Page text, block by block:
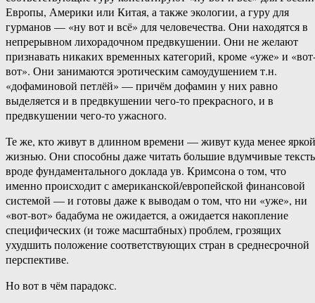
Европы, Америки или Китая, а также экологии, а гуру для
гурманов — «ну вот и всё» для человечества. Они находятся в
непрерывном лихорадочном предвкушении. Они не желают
признавать никаких временных категорий, кроме «уже» и
вот». Они занимаются эротическим самоудушением т.н.
«дофаминовой петлёй» — причём дофамин у них равно
выделяется и в предвкушении чего-то прекрасного, и в
предвкушении чего-то ужасного.
Те же, кто живут в длинном времени — живут куда менее яркой
жизнью. Они способны даже читать большие вдумчивые
вроде фундаментального доклада ув. Кримсона о том, что
именно происходит с американской/европейской финансовой
системой — и готовы даже к выводам о том, что ни «уже», ни
«вот-вот» бадабума не ожидается, а ожидается накопление
специфических (и тоже масштабных) проблем, грозящих
ухудшить положение соответствующих стран в среднесрочной
перспективе.
Но вот в чём парадокс.